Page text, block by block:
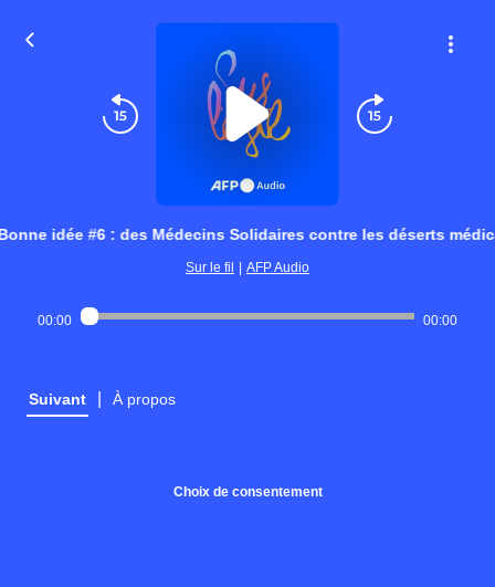
idée #6 : des Médecins Solidaires contre les déserts
Sur le fil AFP Audio
00:00 00:00
Suivant À propos
Choix de consentement